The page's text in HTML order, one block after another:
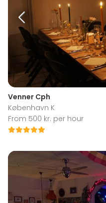
Venner Cph
København K
From 500 kr. per hour